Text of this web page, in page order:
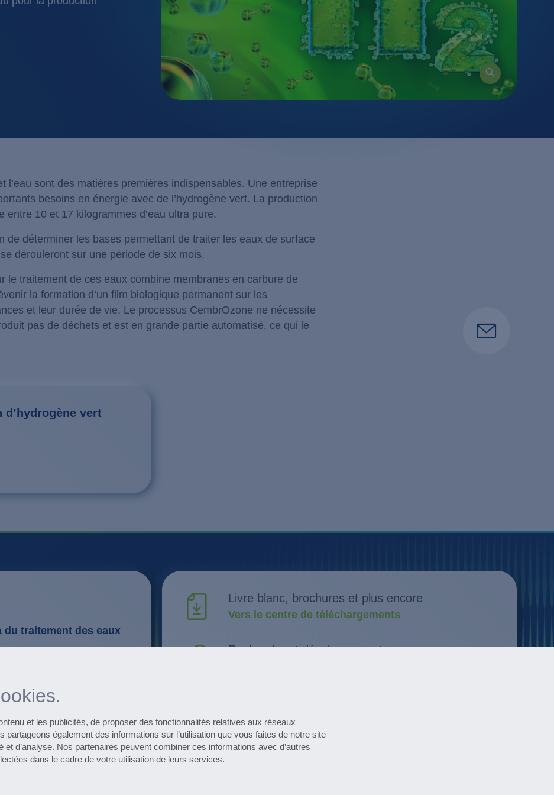
et les publicités, de proposer des fonctionnalités relatives aux réseaux
également des informations sur l’utilisation que vous faites de notre site
d’analyse. Nos partenaires peuvent combiner ces informations avec d’autres
dans le cadre de votre utilisation de leurs services.
Laiteries
Pharma / biotechnologie
Technologie métal / surface
Processus aérobie
Processus anaérobie
Processus biomembranaire
Processus d'oxydation AOP
l’eau sont des matières premières indispensables. Une entreprise
besoins en énergie avec de l’hydrogène vert. La production
entre 10 et 17 kilogrammes d’eau ultra pure.
de déterminer les bases permettant de traiter les eaux de surface
dérouleront sur une période de six mois.
le traitement de ces eaux combine membranes en carbure de
la formation d’un film biologique permanent sur les
et leur durée de vie. Le processus CembrOzone ne nécessite
pas de déchets et est en grande partie automatisé, ce qui le
d’hydrogène vert
du traitement des eaux
et vous signale
référence
Livre blanc, brochures et plus encore
Vers le centre de téléchargements
Recherche et développement
Afficher le calendrier
Subscribe to the pharmaceutical newsletter